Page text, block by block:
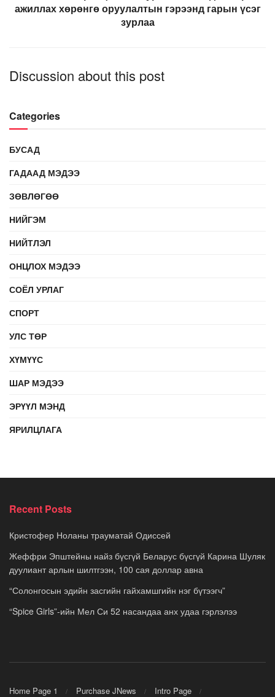
ажиллах хөрөнгө оруулалтын гэрээнд гарын үсэг
зурлаа
Discussion about this post
Categories
БУСАД
ГАДААД МЭДЭЭ
ЗӨВЛӨГӨӨ
НИЙГЭМ
НИЙТЛЭЛ
ОНЦЛОХ МЭДЭЭ
СОЁЛ УРЛАГ
СПОРТ
УЛС ТӨР
ХҮМҮҮС
ШАР МЭДЭЭ
ЭРҮҮЛ МЭНД
ЯРИЛЦЛАГА
Recent Posts
Кристофер Ноланы трауматай Одиссей
Жеффри Эпштейны найз бүсгүй Беларус бүсгүй Карина Шуляк
дуулиант арлын шилтгээн, 100 сая доллар авна
“Солонгосын эдийн засгийн гайхамшгийн нэг бүтээгч”
“Spice Girls”-ийн Мел Си 52 насандаа анх удаа гэрлэлээ
Home Page 1 Purchase JNews
Intro Page